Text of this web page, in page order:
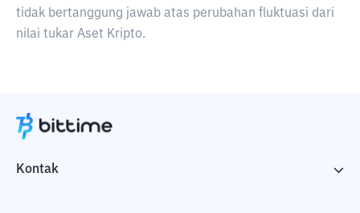
tidak bertanggung jawab atas perubahan fluktuasi dari
nilai tukar Aset Kripto.
Kontak